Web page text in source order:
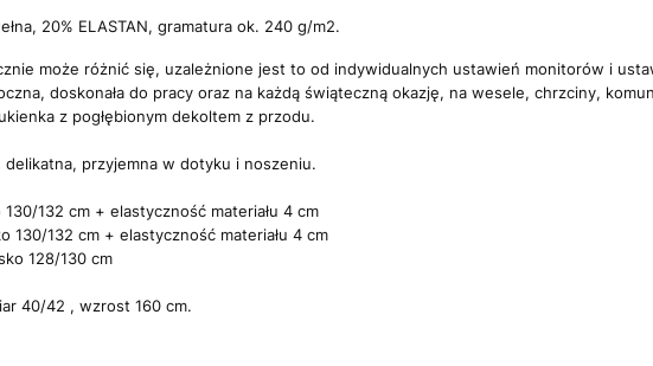
20% ELASTAN, gramatura ok. 240 g/m2.
może różnić się, uzależnione jest to od indywidualnych ustawień monitorów i
doskonała do pracy oraz na każdą świąteczną okazję, na wesele, chrzciny,
z pogłębionym dekoltem z przodu.
delikatna, przyjemna w dotyku i noszeniu.
130/132 cm + elastyczność materiału 4 cm
130/132 cm + elastyczność materiału 4 cm
128/130 cm
40/42 , wzrost 160 cm.